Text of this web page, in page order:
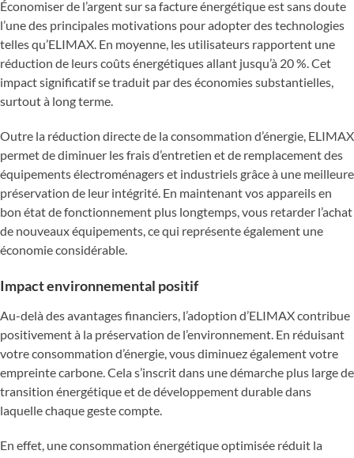
Économiser de l’argent sur sa facture énergétique est sans doute
l’une des principales motivations pour adopter des technologies
telles qu’ELIMAX. En moyenne, les utilisateurs rapportent une
réduction de leurs coûts énergétiques allant jusqu’à 20 %. Cet
impact significatif se traduit par des économies substantielles,
surtout à long terme.
Outre la réduction directe de la consommation d’énergie, ELIMAX
permet de diminuer les frais d’entretien et de remplacement des
équipements électroménagers et industriels grâce à une meilleure
préservation de leur intégrité. En maintenant vos appareils en
bon état de fonctionnement plus longtemps, vous retarder l’achat
de nouveaux équipements, ce qui représente également une
économie considérable.
Impact environnemental positif
Au-delà des avantages financiers, l’adoption d’ELIMAX contribue
positivement à la préservation de l’environnement. En réduisant
votre consommation d’énergie, vous diminuez également votre
empreinte carbone. Cela s’inscrit dans une démarche plus large de
transition énergétique et de développement durable dans
laquelle chaque geste compte.
En effet, une consommation énergétique optimisée réduit la